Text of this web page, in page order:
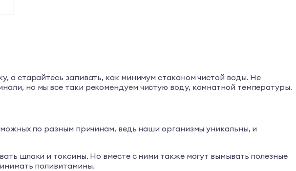
а старайтесь запивать, как минимум стаканом чистой воды. Не
но мы все таки рекомендуем чистую воду, комнатной температуры.
по разным причинам, ведь наши организмы уникальны, и
шлаки и токсины. Но вместе с ними также могут вымывать полезные
поливитамины.